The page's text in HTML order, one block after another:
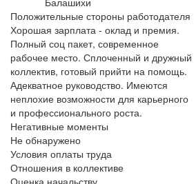
Положительные стороны работодателя
Хорошая зарплата - оклад и премия.
Полный соц пакет, современное
рабочее место. Сплоченный и дружный
коллектив, готовый прийти на помощь.
Адекватное руководство. Имеются
неплохие возможности для карьерного
и профессионального роста.
Негативные моменты
Не обнаружено
Условия оплаты труда
Отношения в коллективе
Оценка начальству